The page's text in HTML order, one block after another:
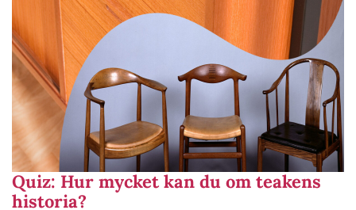
Quiz: Hur mycket kan du om teakens
historia?